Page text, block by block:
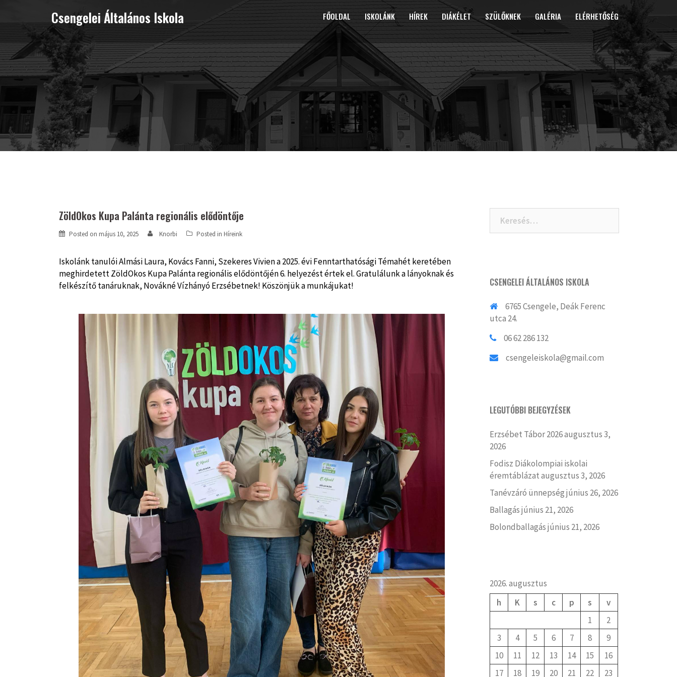
content
Csengelei Általános Iskola FŐOLDAL ISKOLÁNK HÍREK DIÁKÉLET SZÜLŐKNEK GALÉRIA ELÉRHETŐSÉG
ZöldOkos Kupa Palánta regionális elődöntője
Posted on május 10, 2025 Knorbi Posted in Híreink
Iskolánk tanulói Almási Laura, Kovács Fanni, Szekeres Vivien a 2025. évi Fenntarthatósági Témahét keretében
meghirdetett ZöldOkos Kupa Palánta regionális elődöntőjén 6. helyezést értek el. Gratulálunk a lányoknak és
felkészítő tanáruknak, Novákné Vízhányó Erzsébetnek! Köszönjük a munkájukat!
CSENGELEI ÁLTALÁNOS ISKOLA
6765 Csengele, Deák Ferenc
utca 24.
06 62 286 132
csengeleiskola@gmail.com
LEGUTÓBBI BEJEGYZÉSEK
Erzsébet Tábor 2026augusztus 3,
2026
Fodisz Diákolompiai iskolai
éremtáblázataugusztus 3, 2026
Tanévzáró ünnepségjúnius 26, 2026
Ballagásjúnius 21, 2026
Bolondballagásjúnius 21, 2026
2026. augusztus
h
K s c p s
v
1
2
3
4 5 6 7 8
9
10
11 12 13 14 15
16
17
18 19 20 21 22 23